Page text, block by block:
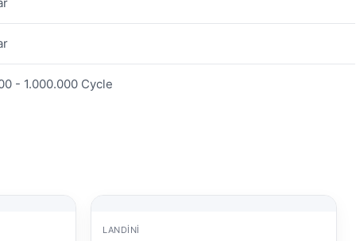
- 1.000.000 Cycle
LANDINI